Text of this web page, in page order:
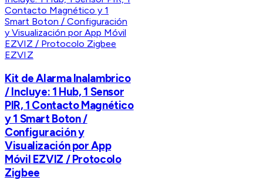
EZVIZ
Kit de Alarma Inalambrico
/ Incluye: 1 Hub, 1 Sensor
PIR, 1 Contacto Magnético
y 1 Smart Boton /
Configuración y
Visualización por App
Móvil EZVIZ / Protocolo
Zigbee